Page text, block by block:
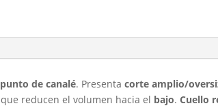
punto de canalé. Presenta corte amplio/
que reducen el volumen hacia el bajo. Cuello